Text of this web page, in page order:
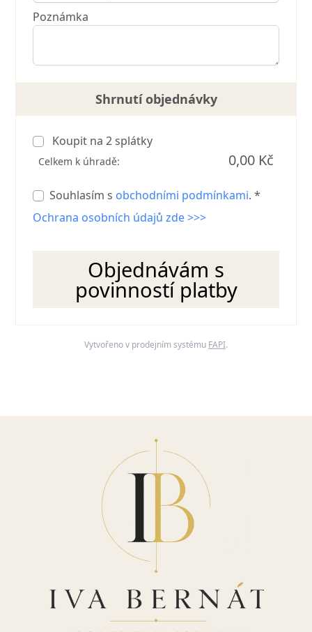
Poznámka
Shrnutí objednávky
Koupit na2splátky
Celkem k úhradě: 0,00 Kč
Souhlasím s obchodními podmínkami. *
Ochrana osobních údajů zde >>>
Objednávám s
povinností platby
Vytvořeno v prodejním systému FAPI.